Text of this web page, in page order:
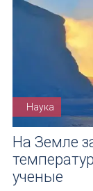
Наука
На Земле
ученые